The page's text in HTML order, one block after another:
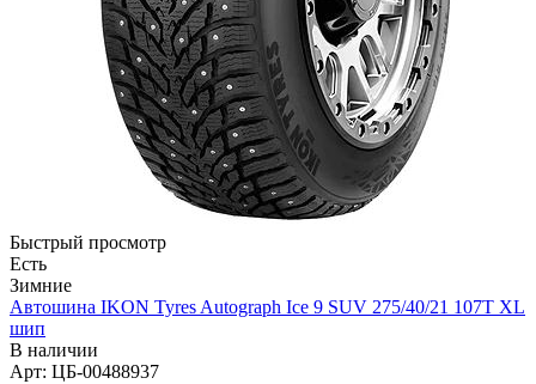
Быстрый просмотр
Есть
Зимние
Автошина IKON Tyres Autograph Ice 9 SUV 275/40/21 107T XL
шип
В наличии
Арт: ЦБ-00488937